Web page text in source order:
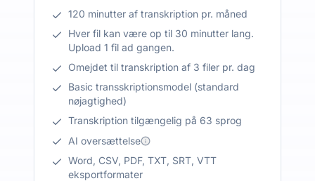
120 minutter af transkription pr. måned
Hver fil kan være op til 30 minutter lang.
Upload 1 fil ad gangen.
Omejdet til transkription af 3 filer pr. dag
Basic transskriptionsmodel (standard
nøjagtighed)
Transkription tilgængelig på 63 sprog
AI oversættelse
Word, CSV, PDF, TXT, SRT, VTT
eksportformater